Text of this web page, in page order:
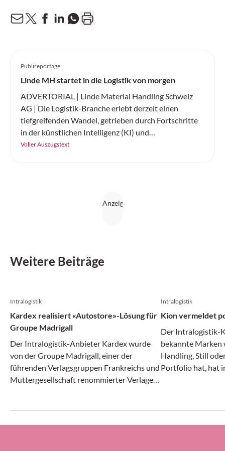
Publireportage
Linde MH startet in die Logistik von morgen
ADVERTORIAL | Linde Material Handling Schweiz
AG | Die Logistik-Branche erlebt derzeit einen
tiefgreifenden Wandel, getrieben durch Fortschritte
in der künstlichen Intelligenz (KI) und
Elektromobilität. Linde Material Handling Schweiz
Diese Entwicklungen werden nicht nur die Effizienz
Voller Auszugstext
Weitere Beiträge
Intralogistik
Kardex realisiert «Autostore»-Lösung für
Groupe Madrigall
Der Intralogistik-Anbieter Kardex wurde
von der Groupe Madrigall, einer der
führenden Verlagsgruppen Frankreichs und
Muttergesellschaft renommierter Verlage
das neue Distributionszentrum des
Intralogistik
Kion vermeldet
Der Intralogistik-
bekannte Marken
Handling, Still
Portfolio hat, hat